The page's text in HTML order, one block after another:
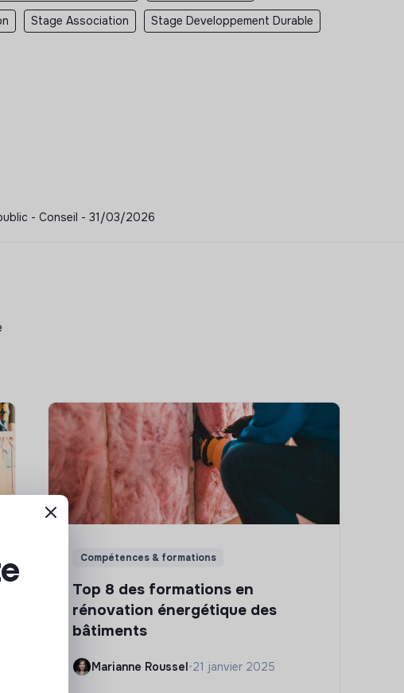
Stage Association Stage Developpement Durable
- Conseil - 31/03/2026
Compétences & formations
Top 8 des formations en
rénovation énergétique des
bâtiments
Marianne Roussel•21 janvier 2025